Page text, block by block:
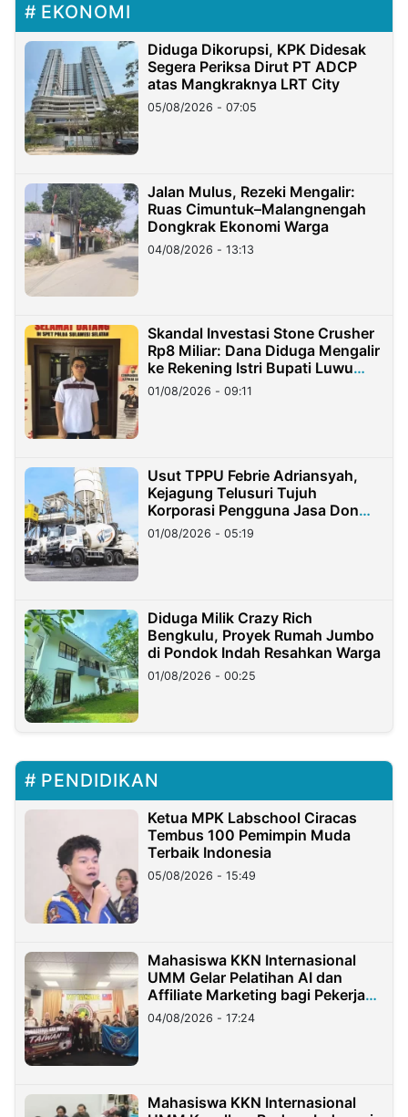
EKONOMI
Diduga Dikorupsi, KPK Didesak
Segera Periksa Dirut PT ADCP
atas Mangkraknya LRT City
05/08/2026 - 07:05
Jalan Mulus, Rezeki Mengalir:
Ruas Cimuntuk–Malangnengah
Dongkrak Ekonomi Warga
04/08/2026 - 13:13
Skandal Investasi Stone Crusher
Rp8 Miliar: Dana Diduga Mengalir
ke Rekening Istri Bupati Luwu
Timur
01/08/2026 - 09:11
Usut TPPU Febrie Adriansyah,
Kejagung Telusuri Tujuh
Korporasi Pengguna Jasa Don
Ritto
01/08/2026 - 05:19
Diduga Milik Crazy Rich
Bengkulu, Proyek Rumah Jumbo
di Pondok Indah Resahkan Warga
01/08/2026 - 00:25
PENDIDIKAN
Ketua MPK Labschool Ciracas
Tembus 100 Pemimpin Muda
Terbaik Indonesia
05/08/2026 - 15:49
Mahasiswa KKN Internasional
UMM Gelar Pelatihan AI dan
Affiliate Marketing bagi Pekerja
Migran Indonesia di Taiwan
04/08/2026 - 17:24
Mahasiswa KKN Internasional